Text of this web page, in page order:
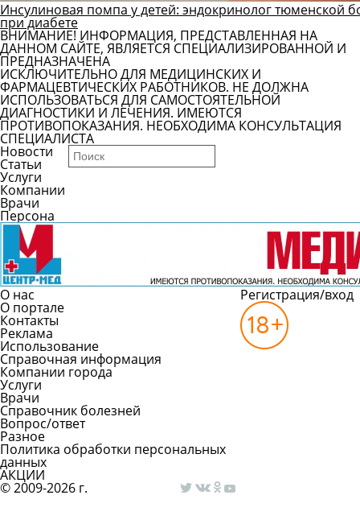
Инсулиновая помпа у детей: эндокринолог тюменской
при диабете
ВНИМАНИЕ! ИНФОРМАЦИЯ, ПРЕДСТАВЛЕННАЯ НА
ДАННОМ САЙТЕ, ЯВЛЯЕТСЯ СПЕЦИАЛИЗИРОВАННОЙ И
ПРЕДНАЗНАЧЕНА
ИСКЛЮЧИТЕЛЬНО ДЛЯ МЕДИЦИНСКИХ И
ФАРМАЦЕВТИЧЕСКИХ РАБОТНИКОВ. НЕ ДОЛЖНА
ИСПОЛЬЗОВАТЬСЯ ДЛЯ САМОСТОЯТЕЛЬНОЙ
ДИАГНОСТИКИ И ЛЕЧЕНИЯ. ИМЕЮТСЯ
ПРОТИВОПОКАЗАНИЯ. НЕОБХОДИМА КОНСУЛЬТАЦИЯ
СПЕЦИАЛИСТА
Новости
Статьи
Услуги
Компании
Врачи
Персона
О нас
О портале
Контакты
Реклама
Использование
Справочная информация
Компании города
Услуги
Врачи
Справочник болезней
Вопрос/ответ
Разное
Политика обработки персональных
данных
АКЦИИ
Регистрация/вход
© 2009-2026 г.